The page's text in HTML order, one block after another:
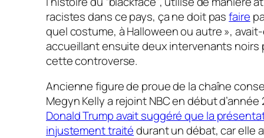
racistes dans ce pays, ça ne doit pasfaire
quel costume, à Halloween ou autre »,
accueillant ensuite deux intervenants noirs
cette controverse.
Ancienne figure de proue de la chaîne
Megyn Kelly a rejoint NBC en début d’année
Donald Trump avait suggéré que la
injustement traitédurant un débat, car elle